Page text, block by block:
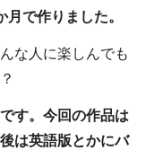
月で作りました。
な人に楽しんでも
す。今回の作品は
は英語版とかにバ